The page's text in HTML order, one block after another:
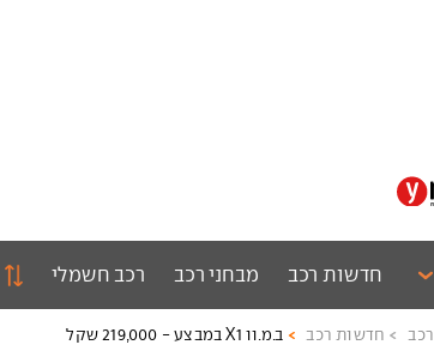
חדשות רכב מבחני רכב רכב חשמלי
רכב חדשות רכב ב.מ.וו X1 במבצע - 219,000 שקל